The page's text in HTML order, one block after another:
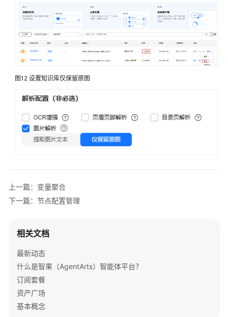
图12 设置知识库仅保留原图
上一篇：变量聚合
下一篇：节点配置管理
相关文档
最新动态
什么是智果（AgentArts）智能体平台？
订阅套餐
资产广场
基本概念